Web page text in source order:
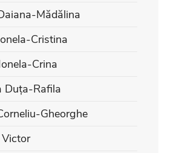
Mădălina
Cristina
Crina
Duța-Rafila
Gheorghe